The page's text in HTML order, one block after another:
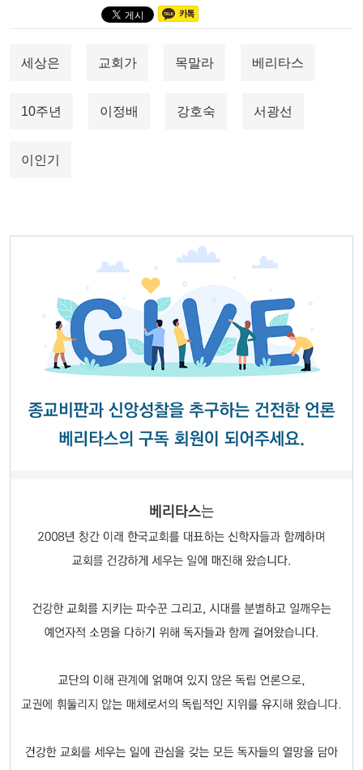
세상은 교회가 목말라 베리타스
10주년 이정배 강호숙 서광선
이인기